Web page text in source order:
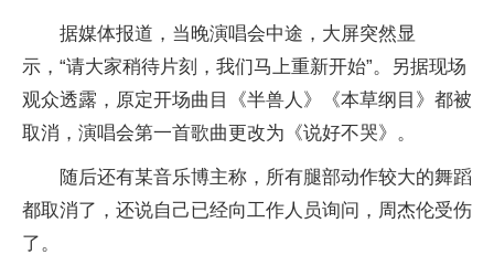
据媒体报道，当晚演唱会中途，大屏突然显
示，“请大家稍待片刻，我们马上重新开始”。另据现场
观众透露，原定开场曲目《半兽人》《本草纲目》都被
取消，演唱会第一首歌曲更改为《说好不哭》。
随后还有某音乐博主称，所有腿部动作较大的舞蹈
都取消了，还说自己已经向工作人员询问，周杰伦受伤
了。